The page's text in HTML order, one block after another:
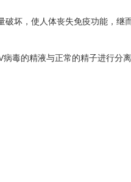
坏，使人体丧失免疫功能，继
毒的精液与正常的精子进行分